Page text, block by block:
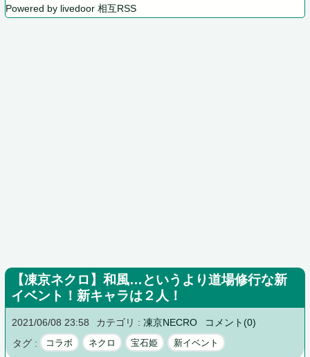
Powered by livedoor 相互RSS
【凍京ネクロ】和風…というより道場修行な新
イベント！新キャラは２人！
2021/06/08 23:58 カテゴリ :凍京NECRO
コメント(0)
タグ :
コラボ ネクロ 宝石姫 新イベント